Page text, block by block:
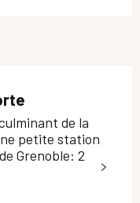
de la
petite station
Grenoble: 2